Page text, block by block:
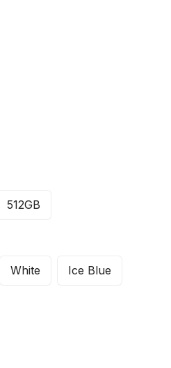
512GB
White Ice Blue